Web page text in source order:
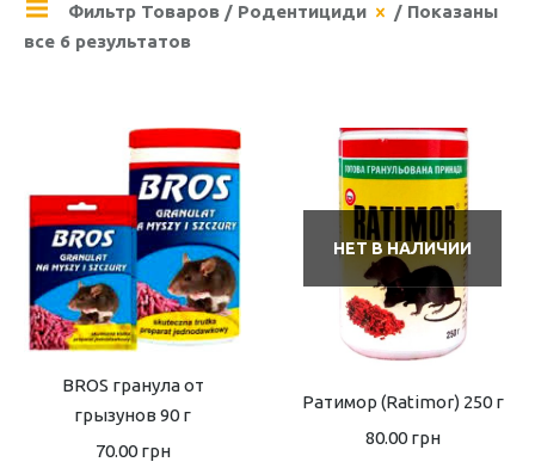
Фильтр Товаров / Родентициди
/ Показаны
все 6 результатов
BROS гранула от
грызунов 90 г
70.00 грн
НЕТ В НАЛИЧИИ
Ратимор (Ratimor) 250 г
80.00 грн